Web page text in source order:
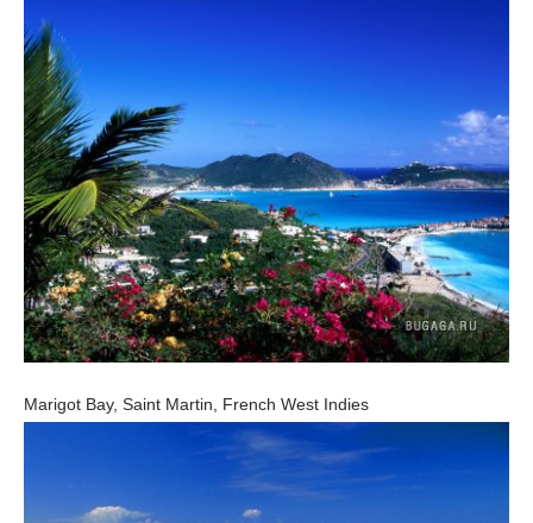
Marigot Bay, Saint Martin, French West Indies